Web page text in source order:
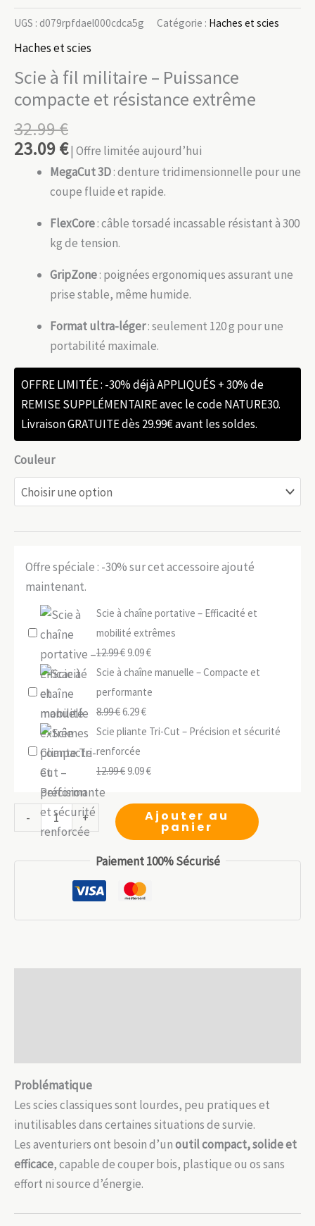
UGS : d079rpfdael000cdca5g Catégorie : Haches et scies
Haches et scies
Scie à fil militaire – Puissance
compacte et résistance extrême
32.99€
23.09€| Offre limitée aujourd’hui
MegaCut 3D: denture tridimensionnelle pour une
coupe fluide et rapide.
FlexCore: câble torsadé incassable résistant à 300
kg de tension.
GripZone: poignées ergonomiques assurant une
prise stable, même humide.
Format ultra-léger: seulement 120 g pour une
portabilité maximale.
OFFRE LIMITÉE : -30% déjà APPLIQUÉS + 30% de
REMISE SUPPLÉMENTAIRE avec le code NATURE30.
Livraison GRATUITE dès 29.99€ avant les soldes.
Couleur
Offre spéciale : -30% sur cet accessoire ajouté
maintenant.
Scie à chaîne portative – Efficacité et
mobilité extrêmes
12.99€Le
prix
initial
était :
12.99 €.
9.09€Le
prix
actuel
9.09 €.
Scie à chaîne manuelle – Compacte et
performante
8.99€Le
prix
initial
était :
6.29€Le
prix
est :
Scie pliante Tri-Cut – Précision et sécurité
renforcée
12.99€Le
initial
9.09€Le
actuel
est :
-
quantité
de
compacte
+ Ajouter au
panier
Paiement 100% Sécurisé
Problématique
Les scies classiques sont lourdes, peu pratiques et
inutilisables dans certaines situations de survie.
Les aventuriers ont besoin d’unoutil compact, solide et
efficace, capable de couper bois, plastique ou os sans
effort ni source d’énergie.